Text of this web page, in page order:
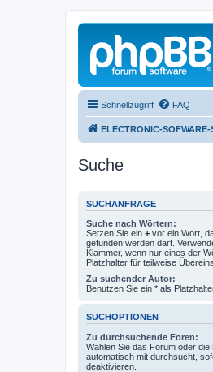
Schnellzugriff FAQ
ELECTRONIC-SOFWARE-
Suche
SUCHANFRAGE
Suche nach Wörtern:
Setzen Sie ein + vor ein Wort,
gefunden werden darf.
Klammer, wenn nur eines der
Platzhalter für teilweise
Zu suchender Autor:
Benutzen Sie ein * als
SUCHOPTIONEN
Zu durchsuchende Foren:
Wählen Sie das Forum oder
automatisch mit durchsucht,
deaktivieren.